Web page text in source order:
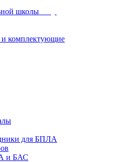
школы
комплектующие
для БПЛА
и БАС